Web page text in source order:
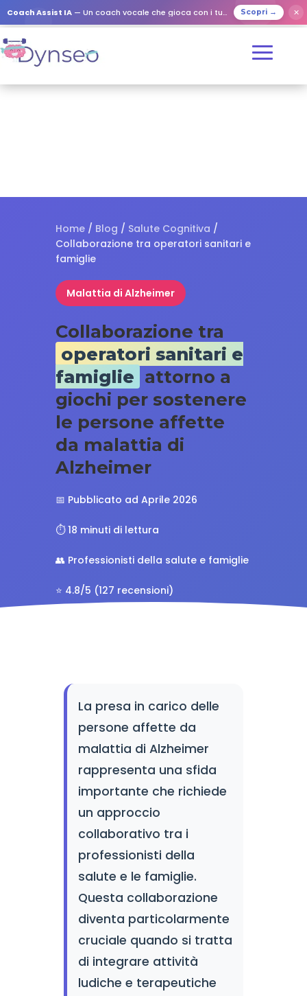
Coach Assist IA — Un coach vocale che gioca con i tuoi cari Scopri → ✕
Home/ Blog / Salute Cognitiva /
Collaborazione tra operatori sanitari e
famiglie
Malattia di Alzheimer
Collaborazione tra
operatori sanitari e
famiglie attorno a
giochi per sostenere
le persone affette
da malattia di
Alzheimer
📅 Pubblicato ad Aprile 2026
⏱️ 18 minuti di lettura
👥 Professionisti della salute e famiglie
⭐ 4.8/5 (127 recensioni)
La presa in carico delle
persone affette da
malattia di Alzheimer
rappresenta una sfida
importante che richiede
un approccio
collaborativo tra i
professionisti della
salute e le famiglie.
Questa collaborazione
diventa particolarmente
cruciale quando si tratta
di integrare attività
ludiche e terapeutiche